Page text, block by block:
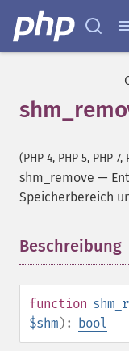
(PHP 4, PHP 5, PHP 7,
shm_remove —
Speicherbereich
Beschreibung
function
$shm): bool